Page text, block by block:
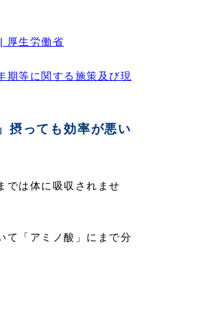
厚生労働省
等に関する施策及び現
摂っても効率が悪い
では体に吸収されませ
て「アミノ酸」にまで分